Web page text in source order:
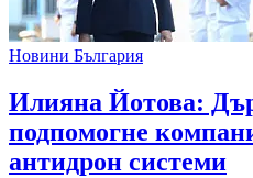
Новини България
Илияна Йотова:
подпомогне
антидрон системи